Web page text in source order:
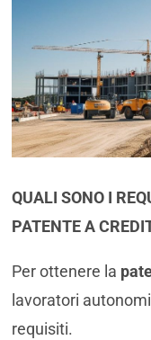
QUALI SONO I
PATENTE A
Per ottenere la
lavoratori
requisiti.